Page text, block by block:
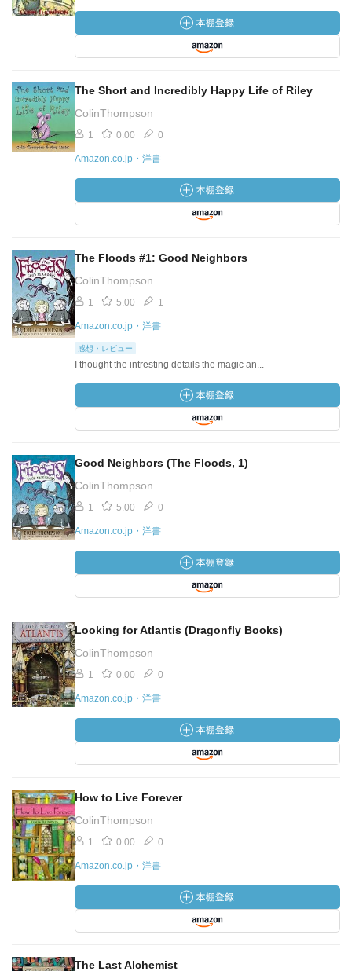
The Short and Incredibly Happy Life of Riley
ColinThompson
1 0.00 0
Amazon.co.jp・洋書
The Floods #1: Good Neighbors
ColinThompson
1 5.00 1
Amazon.co.jp・洋書
感想・レビュー
I thought the intresting details the magic an...
Good Neighbors (The Floods, 1)
ColinThompson
1 5.00 0
Amazon.co.jp・洋書
Looking for Atlantis (Dragonfly Books)
ColinThompson
1 0.00 0
Amazon.co.jp・洋書
How to Live Forever
ColinThompson
1 0.00 0
Amazon.co.jp・洋書
The Last Alchemist